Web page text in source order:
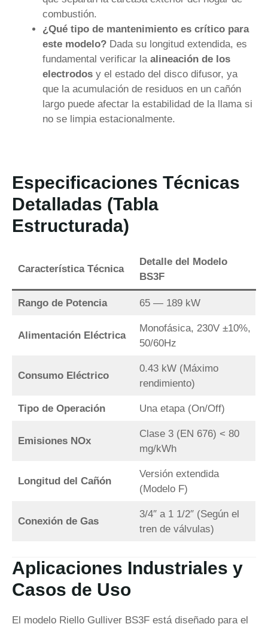
combustión.
¿Qué tipo de mantenimiento es crítico para
este modelo? Dada su longitud extendida, es
fundamental verificar la alineación de los
electrodos y el estado del disco difusor, ya
que la acumulación de residuos en un cañón
largo puede afectar la estabilidad de la llama si
no se limpia estacionalmente.
Especificaciones Técnicas
Detalladas (Tabla
Estructurada)
Característica Técnica
Detalle del Modelo
BS3F
Rango de Potencia 65 — 189 kW
Alimentación Eléctrica
Monofásica, 230V ±10%,
50/60Hz
Consumo Eléctrico
0.43 kW (Máximo
rendimiento)
Tipo de Operación Una etapa (On/Off)
Emisiones NOx
Clase 3 (EN 676) < 80
mg/kWh
Longitud del Cañón
Versión extendida
(Modelo F)
Conexión de Gas
3/4″ a 1 1/2″ (Según el
tren de válvulas)
Aplicaciones Industriales y
Casos de Uso
El modelo Riello Gulliver BS3F está diseñado para el